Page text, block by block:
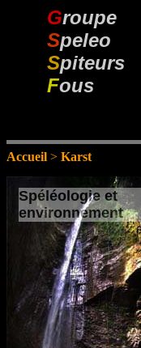
Groupe
Speleo
Spiteurs
Fous
Accueil > Karst
Spéléologie et
environnement